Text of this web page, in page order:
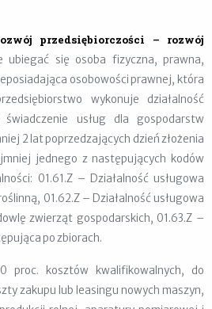
przedsiębiorczości – rozwój
ubiegać się osoba fizyczna, prawna,
osobowości prawnej, która
wykonuje działalność
świadczenie usług dla gospodarstw
2 lat poprzedzających dzień złożenia
jednego z następujących kodów
01.61.Z – Działalność usługowa
01.62.Z – Działalność usługowa
zwierząt gospodarskich, 01.63.Z –
po zbiorach.
proc. kosztów kwalifikowalnych, do
zakupu lub leasingu nowych maszyn,